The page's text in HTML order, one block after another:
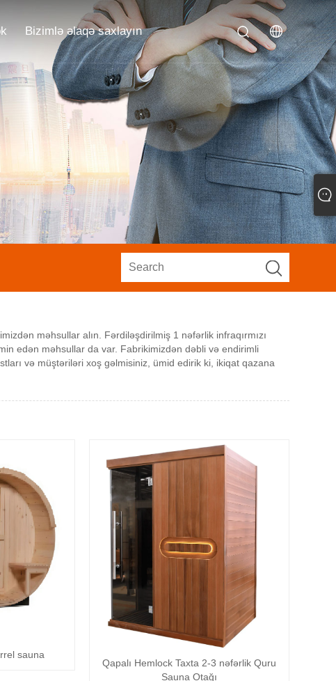
Bizimlə əlaqə saxlayın
məhsullar alın. Fərdiləşdirilmiş 1 nəfərlik infraqırmızı
edən məhsullar da var. Fabrikimizdən dəbli və endirimli
və müştəriləri xoş gəlmisiniz, ümid edirik ki, ikiqat qazana
sauna
Qapalı Hemlock Taxta 2-3 nəfərlik Quru
Sauna Otağı